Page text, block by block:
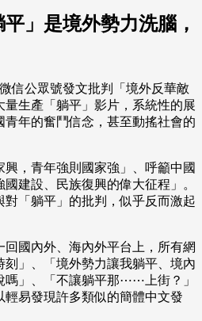
」是境外勢力洗腦，
信公眾號發文批判「境外反華敵
生產「躺平」影片，系統性的展
青年的奮鬥信念，甚至動搖社會的
，青年強則國家強」、呼籲中國
建設、民族復興的偉大征程」。
「躺平」的批判，似乎反而激起
回國內外、海內外平台上，所有網
」、「境外勢力讓我躺平、境內
嗎」、「不讓躺平那⋯⋯上街？」
易發現許多類似的簡體中文發